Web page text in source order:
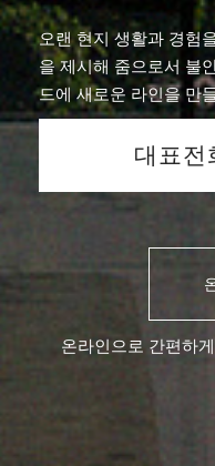
오랜 현지 생활과 경험
을 제시해 줌으로서 불
드에 새로운 라인을 만
대표
온라인으로 간편하